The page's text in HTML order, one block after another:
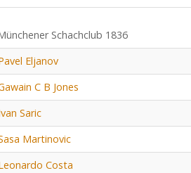
Schachclub 1836
Eljanov
C B Jones
Saric
Martinovic
Costa